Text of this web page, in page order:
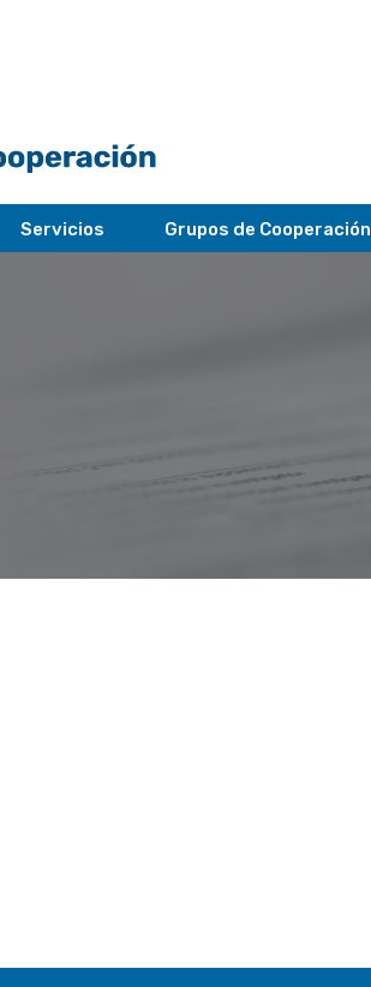
Servicios Grupos de Cooperación